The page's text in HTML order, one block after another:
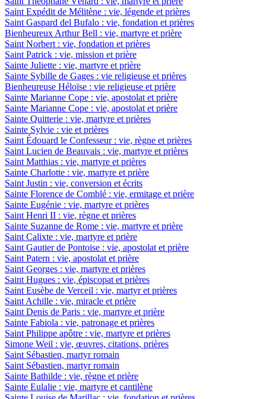
Saint Expédit de Mélitène : vie, légende et prières
Saint Gaspard del Bufalo : vie, fondation et prières
Bienheureux Arthur Bell : vie, martyre et prière
Saint Norbert : vie, fondation et prières
Saint Patrick : vie, mission et prière
Sainte Juliette : vie, martyre et prière
Sainte Sybille de Gages : vie religieuse et prières
Bienheureuse Héloïse : vie religieuse et prière
Sainte Marianne Cope : vie, apostolat et prière
Sainte Marianne Cope : vie, apostolat et prière
Sainte Quitterie : vie, martyre et prières
Sainte Sylvie : vie et prières
Saint Édouard le Confesseur : vie, règne et prières
Saint Lucien de Beauvais : vie, martyre et prières
Saint Matthias : vie, martyre et prières
Sainte Charlotte : vie, martyre et prière
Saint Justin : vie, conversion et écrits
Sainte Florence de Comblé : vie, ermitage et prière
Sainte Eugénie : vie, martyre et prières
Saint Henri II : vie, règne et prières
Sainte Suzanne de Rome : vie, martyre et prière
Saint Calixte : vie, martyre et prière
Saint Gautier de Pontoise : vie, apostolat et prière
Saint Patern : vie, apostolat et prière
Saint Georges : vie, martyre et prières
Saint Hugues : vie, épiscopat et prières
Saint Eusèbe de Verceil : vie, martyr et prières
Saint Achille : vie, miracle et prière
Saint Denis de Paris : vie, martyre et prière
Sainte Fabiola : vie, patronage et prières
Saint Philippe apôtre : vie, martyre et prières
Simone Weil : vie, œuvres, citations, prières
Saint Sébastien, martyr romain
Saint Sébastien, martyr romain
Sainte Bathilde : vie, règne et prière
Sainte Eulalie : vie, martyre et cantilène